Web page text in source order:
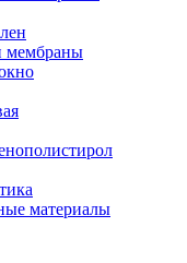
мембраны
материалы